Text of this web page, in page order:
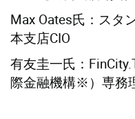
Max Oates氏：スタ
本支店CIO
有友圭一氏：
際金融機構※）専務